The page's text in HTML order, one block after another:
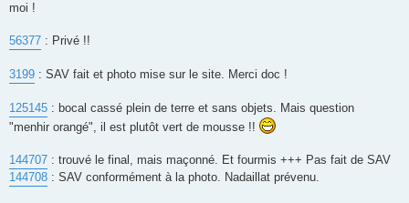
moi !
56377 : Privé !!
3199 : SAV fait et photo mise sur le site. Merci doc !
125145 : bocal cassé plein de terre et sans objets. Mais question
"menhir orangé", il est plutôt vert de mousse !!
144707 : trouvé le final, mais maçonné. Et fourmis +++ Pas fait de SAV
144708 : SAV conformément à la photo. Nadaillat prévenu.